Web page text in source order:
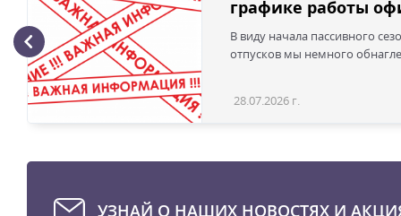
графике работы
В виду начала пассивного
отпусков мы немного
28.07.2026 г.
УЗНАЙ О НАШИХ НОВОСТЯХ И